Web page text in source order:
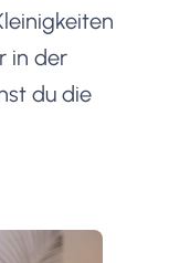
in der
du die